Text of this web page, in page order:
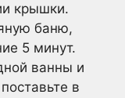
крышки.
баню,
5 минут.
ванны и
в